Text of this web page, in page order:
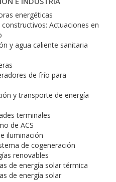
energéticas
Actuaciones en
y agua caliente sanitaria
de frío para
y transporte de energía
terminales
de ACS
iluminación
de cogeneración
renovables
de energía solar térmica
de energía solar